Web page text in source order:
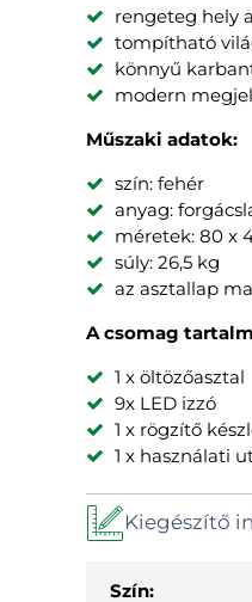
rengeteg hely
tompítható
könnyű
modern
Műszaki adatok:
szín: fehér
anyag:
méretek: 80 x
súly: 26,5 kg
az asztallap
A csomag
1 x öltözőasztal
9x LED izzó
1 x rögzítő
1 x használati
Kiegészítő
Szín: